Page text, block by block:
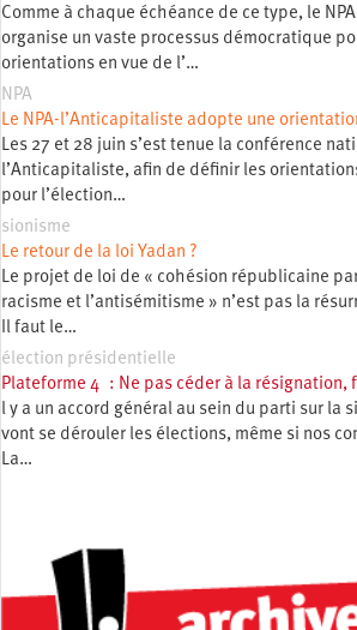
Comme à chaque échéance de ce type, le
organise un vaste processus démocratique
orientations en vue de l’…
NPA
Le NPA-l’Anticapitaliste adopte une
Les 27 et 28 juin s’est tenue la conférence
l’Anticapitaliste, afin de définir les
pour l’élection…
sionisme
Le retour de la loi Yadan ?
Le projet de loi de « cohésion républicaine
racisme et l’antisémitisme » n’est pas la
Il faut le…
élection présidentielle
Plateforme 4 : Ne pas céder à la résignation,
l y a un accord général au sein du parti sur la
vont se dérouler les élections, même si nos
La…